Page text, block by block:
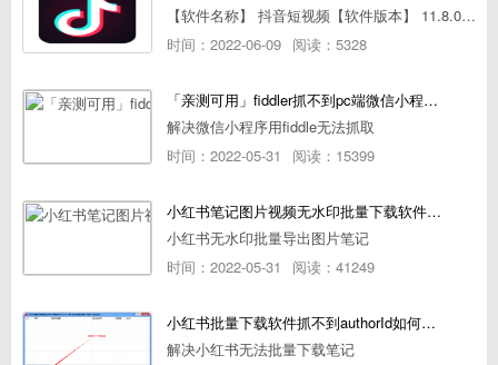
【软件名称】 抖音短视频【软件版本】 11.8.0【软件大小】 83.74M【是否Root】不需要【测试机型】PCML10 [oppo Reno Ace]【文字介绍】 抖音短视频app是一款很有意思娱
时间：2022-06-09 阅读：5328
「亲测可用」fiddler抓不到pc端微信小程序包解决方案
解决微信小程序用fiddle无法抓取
时间：2022-05-31
阅读：15399
小红书笔记图片视频无水印批量下载软件使用教程
小红书无水印批量导出图片笔记
时间：2022-05-31
阅读：41249
小红书批量下载软件抓不到authorId如何解决
解决小红书无法批量下载笔记